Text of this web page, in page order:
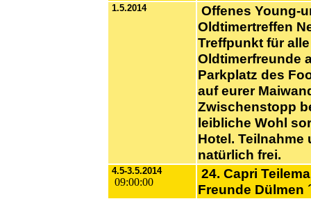
1.5.2014
Offenes Young-
Oldtimertreffen
Treffpunkt für alle
Oldtimerfreunde
Parkplatz des
auf eurer
Zwischenstopp
leibliche Wohl
Hotel. Teilnahme
natürlich frei.
4.5-3.5.2014
09:00:00
24. Capri
Freunde Dülmen